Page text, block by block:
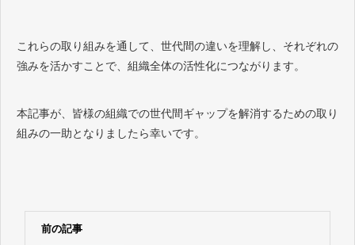
これらの取り組みを通して、世代間の違いを理解し、それぞれの
強みを活かすことで、組織全体の活性化につながります。
本記事が、皆様の組織での世代間ギャップを解消するための取り
組みの一助となりましたら幸いです。
前の記事